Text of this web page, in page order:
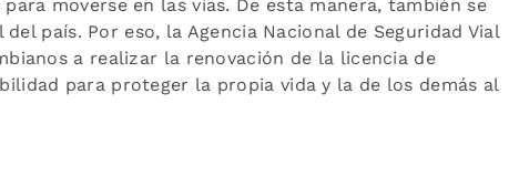
moverse en las vías. De esta manera, también se
país. Por eso, la Agencia Nacional de Seguridad Vial
a realizar la renovación de la licencia de
para proteger la propia vida y la de los demás al